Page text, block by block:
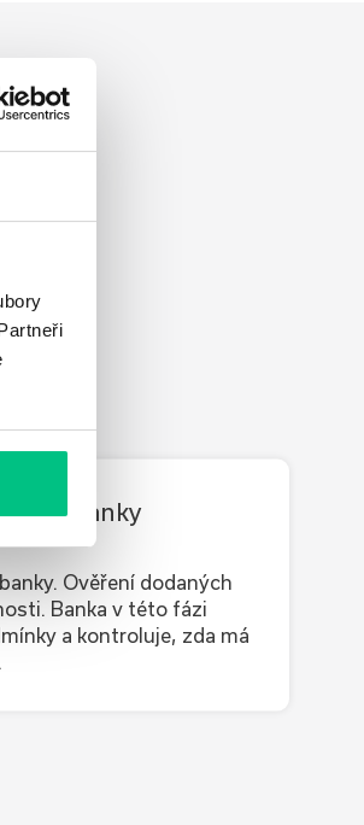
do banky
Ověření dodaných
Banka v této fázi
a kontroluje, zda má